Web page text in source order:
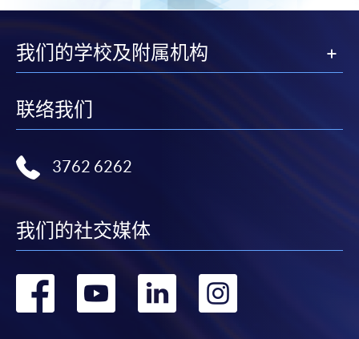
证明文件；
或可将上述文件一并寄交各报名中心，信封上请注明
人资料概不负责。
申请人可亲临学院任何一所报名中心，以 VISA 或
Mastercard卡」）缴付学费。香港大学专业进修学院
Mastercard卡持有人，如报读课程满港币2,000元，可
信用卡持有人。详情请向学院报名中心职员查询。
4. 网上缴费服务
我们的学校及附属机构
联络我们
3762 6262
我们的社交媒体
转
转
转